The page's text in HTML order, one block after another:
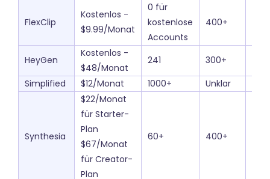
FlexClip
Kostenlos -
$9.99/Monat
0 für
kostenlose
Accounts
400+
HeyGen
Kostenlos -
$48/Monat
241 300+
Simplified
$12/Monat 1000+ Unklar
Synthesia
$22/Monat
für Starter-
Plan
$67/Monat
für Creator-
Plan
60+ 400+